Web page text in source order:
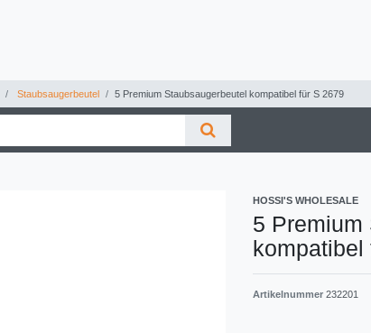
Staubsaugerbeutel 5 Premium Staubsaugerbeutel kompatibel für S 2679
HOSSI'S WHOLESALE
5 Premium
kompatibel
Artikelnummer 232201